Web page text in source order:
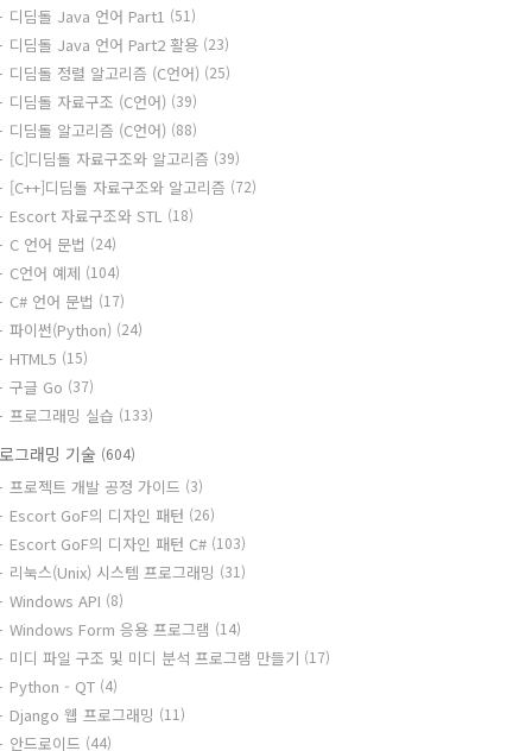
디딤돌 Java 언어 Part1 (51)
디딤돌 Java 언어 Part2 활용 (23)
디딤돌 정렬 알고리즘 (C언어) (25)
디딤돌 자료구조 (C언어) (39)
디딤돌 알고리즘 (C언어) (88)
[C]디딤돌 자료구조와 알고리즘 (39)
[C++]디딤돌 자료구조와 알고리즘 (72)
Escort 자료구조와 STL (18)
C 언어 문법 (24)
C언어 예제 (104)
C# 언어 문법 (17)
파이썬(Python) (24)
HTML5 (15)
구글 Go (37)
프로그래밍 실습 (133)
그래밍 기술 (604)
프로젝트 개발 공정 가이드 (3)
Escort GoF의 디자인 패턴 (26)
Escort GoF의 디자인 패턴 C# (103)
리눅스(Unix) 시스템 프로그래밍 (31)
Windows API (8)
Windows Form 응용 프로그램 (14)
미디 파일 구조 및 미디 분석 프로그램 만들기 (17)
Python - QT (4)
Django 웹 프로그래밍 (11)
안드로이드 (44)